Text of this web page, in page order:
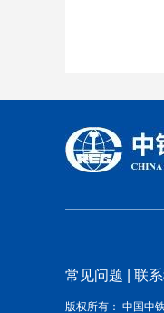
常见问题 | 联系
版权所有： 中国中